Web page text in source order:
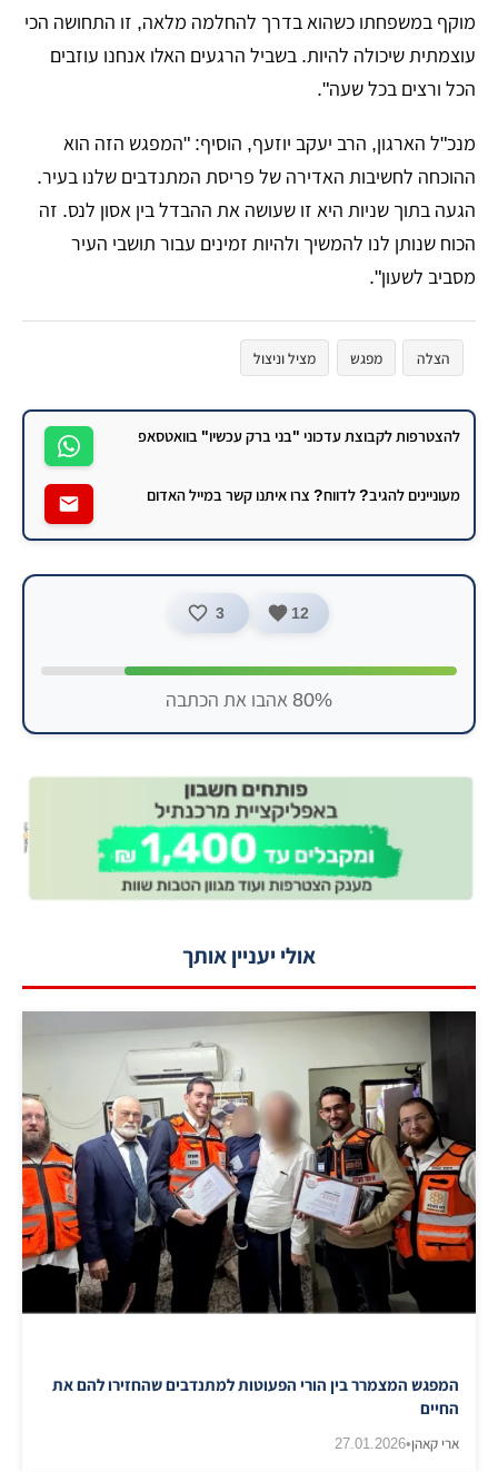
מוקף במשפחתו כשהוא בדרך להחלמה מלאה, זו התחושה הכי
עוצמתית שיכולה להיות. בשביל הרגעים האלו אנחנו עוזבים
הכל ורצים בכל שעה".
​מנכ"ל הארגון, הרב יעקב יוזעף, הוסיף: "המפגש הזה הוא
ההוכחה לחשיבות האדירה של פריסת המתנדבים שלנו בעיר.
הגעה בתוך שניות היא זו שעושה את ההבדל בין אסון לנס. זה
הכוח שנותן לנו להמשיך ולהיות זמינים עבור תושבי העיר
מסביב לשעון".
הצלה מפגש מציל וניצול
להצטרפות לקבוצת עדכוני "בני ברק עכשיו" בוואטסאפ
מעוניינים להגיב? לדווח? צרו איתנו קשר במייל האדום
12
3
80% אהבו את הכתבה
אולי יעניין אותך
המפגש המצמרר בין הורי הפעוטות למתנדבים שהחזירו להם את
החיים
ארי קאהן•
27.01.2026